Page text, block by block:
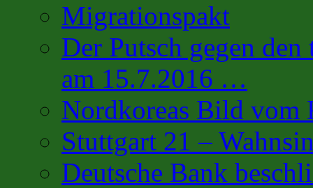
Migrationspakt
Der Putsch gegen
am 15.7.2016 …
Nordkoreas Bild vom
Stuttgart 21 –
Deutsche Bank